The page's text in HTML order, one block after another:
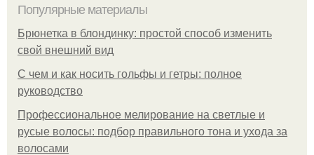
Популярные материалы
Брюнетка в блондинку: простой способ изменить
свой внешний вид
С чем и как носить гольфы и гетры: полное
руководство
Профессиональное мелирование на светлые и
русые волосы: подбор правильного тона и ухода за
волосами